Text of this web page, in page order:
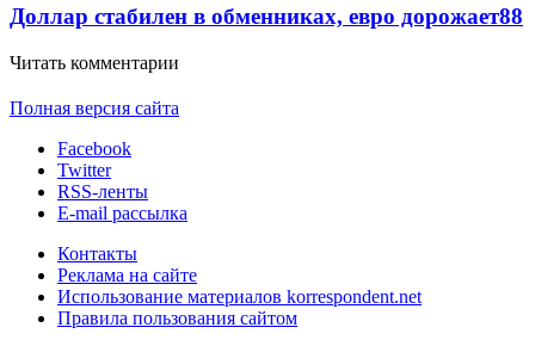
Доллар стабилен в обменниках, евро дорожает88
Читать комментарии
Полная версия сайта
Facebook
Twitter
RSS-ленты
E-mail рассылка
Контакты
Реклама на сайте
Использование материалов korrespondent.net
Правила пользования сайтом